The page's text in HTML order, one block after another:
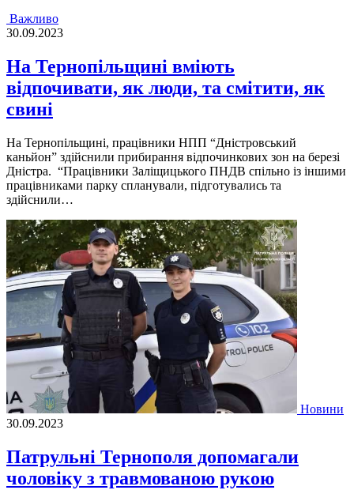
Важливо
30.09.2023
На Тернопільщині вміють
відпочивати, як люди, та смітити, як
свині
На Тернопiльщинi, працiвники НПП “Днiстровський
каньйон” здiйснили прибирання вiдпочинкових зон на березi
Днiстра. “Працiвники Залiщицького ПНДВ спiльно iз iншими
працiвниками парку спланували, пiдготувались та
здiйснили…
Новини
30.09.2023
Патрульні Тернополя допомагали
чоловіку з травмованою рукою